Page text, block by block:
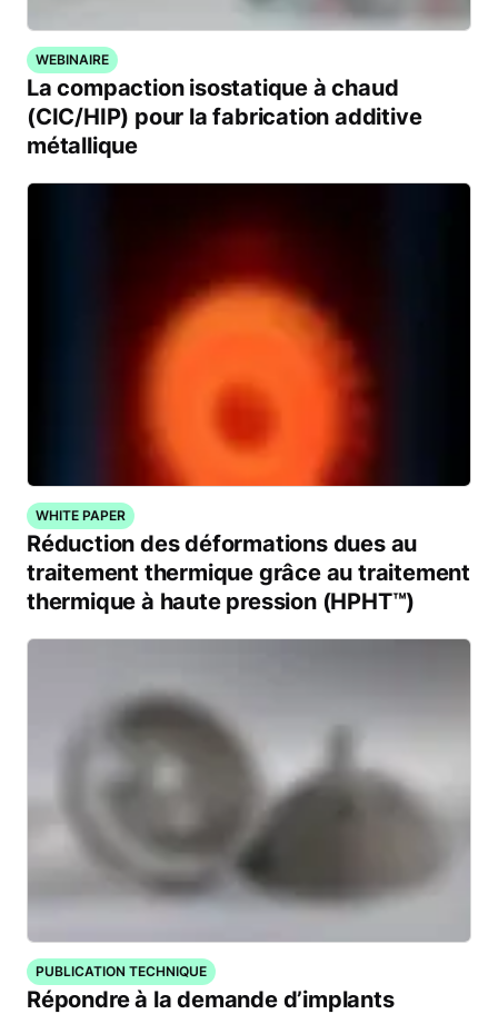
WEBINAIRE
La compaction isostatique à chaud
(CIC/HIP) pour la fabrication additive
métallique
WHITE PAPER
Réduction des déformations dues au
traitement thermique grâce au traitement
thermique à haute pression (HPHT™)
PUBLICATION TECHNIQUE
Répondre à la demande d’implants